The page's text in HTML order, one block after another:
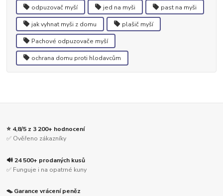
odpuzovač myší jed na myši past na myši
jak vyhnat myši z domu plašič myší
Pachové odpuzovače myší
ochrana domu proti hlodavcům
⭐ 4,8/5 z 3 200+ hodnocení
✅ Ověřeno zákazníky
🔊 24 500+ prodaných kusů
✅ Funguje i na opatrné kuny
🪤 Garance vrácení peněz